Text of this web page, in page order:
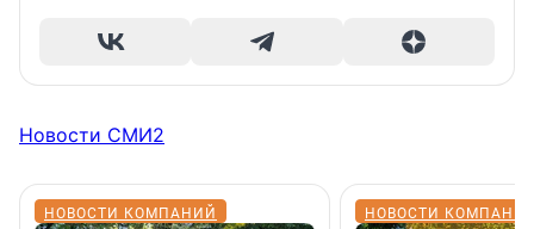
Новости СМИ2
НОВОСТИ КОМПАНИЙ НОВОСТИ